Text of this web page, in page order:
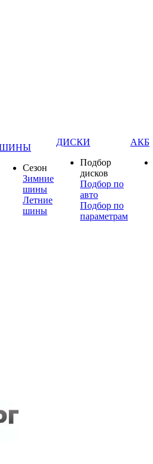
Сезон
Зимние
шины
Летние
шины
ДИСКИ
Подбор
дисков
Подбор по
авто
Подбор по
параметрам
АКБ